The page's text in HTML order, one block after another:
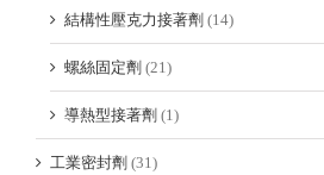
結構性壓克力接著劑 (14)
螺絲固定劑 (21)
導熱型接著劑 (1)
工業密封劑 (31)